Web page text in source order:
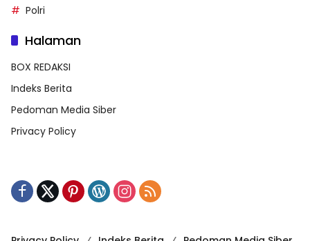
Polri
Halaman
BOX REDAKSI
Indeks Berita
Pedoman Media Siber
Privacy Policy